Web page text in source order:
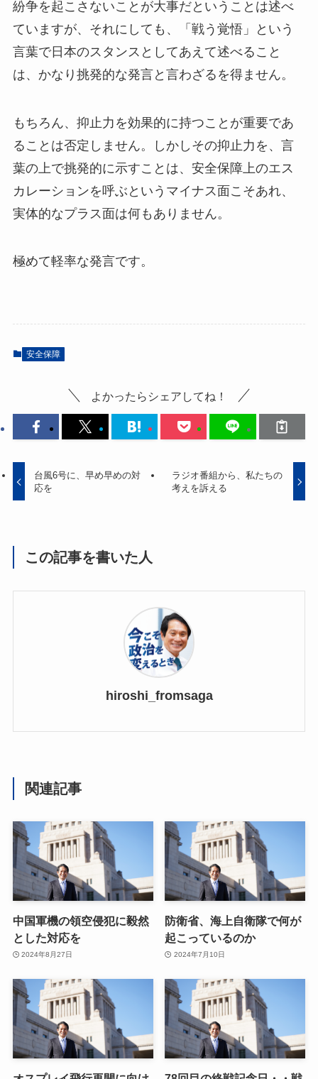
紛争を起こさないことが大事だということは述べ
ていますが、それにしても、「戦う覚悟」という
言葉で日本のスタンスとしてあえて述べること
は、かなり挑発的な発言と言わざるを得ません。
もちろん、抑止力を効果的に持つことが重要であ
ることは否定しません。しかしその抑止力を、言
葉の上で挑発的に示すことは、安全保障上のエス
カレーションを呼ぶというマイナス面こそあれ、
実体的なプラス面は何もありません。
極めて軽率な発言です。
安全保障
よかったらシェアしてね！
台風6号に、早め早めの対
応を
ラジオ番組から、私たちの
考えを訴える
この記事を書いた人
hiroshi_fromsaga
関連記事
中国軍機の領空侵犯に毅然
とした対応を
2024年8月27日
防衛省、海上自衛隊で何が
起こっているのか
2024年7月10日